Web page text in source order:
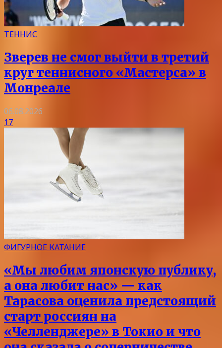
ТЕННИС
Зверев не смог выйти в третий
круг теннисного «Мастерса» в
Монреале
06.08.2026
17
ФИГУРНОЕ КАТАНИЕ
«Мы любим японскую публику,
а она любит нас» — как
Тарасова оценила предстоящий
старт россиян на
«Челленджере» в Токио и что